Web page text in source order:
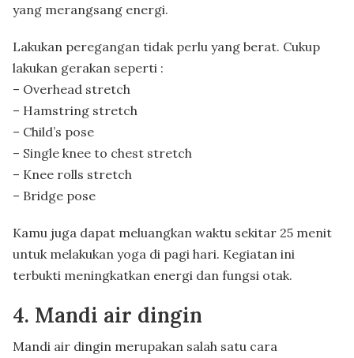
yang merangsang energi.
Lakukan peregangan tidak perlu yang berat. Cukup
lakukan gerakan seperti :
– Overhead stretch
– Hamstring stretch
– Child’s pose
– Single knee to chest stretch
– Knee rolls stretch
– Bridge pose
Kamu juga dapat meluangkan waktu sekitar 25 menit
untuk melakukan yoga di pagi hari. Kegiatan ini
terbukti meningkatkan energi dan fungsi otak.
4. Mandi air dingin
Mandi air dingin merupakan salah satu cara